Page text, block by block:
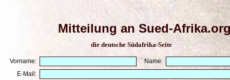
Mitteilung an Sued-
die deutsche Südafrika-Seite
Vorname:
Name:
E-Mail: